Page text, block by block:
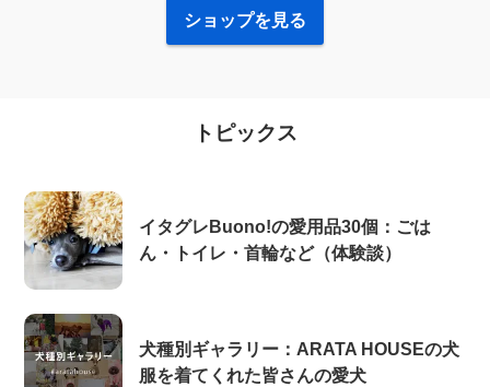
ショップを見る
トピックス
イタグレBuono!の愛用品30個：ごは
ん・トイレ・首輪など（体験談）
犬種別ギャラリー：ARATA HOUSEの犬
服を着てくれた皆さんの愛犬